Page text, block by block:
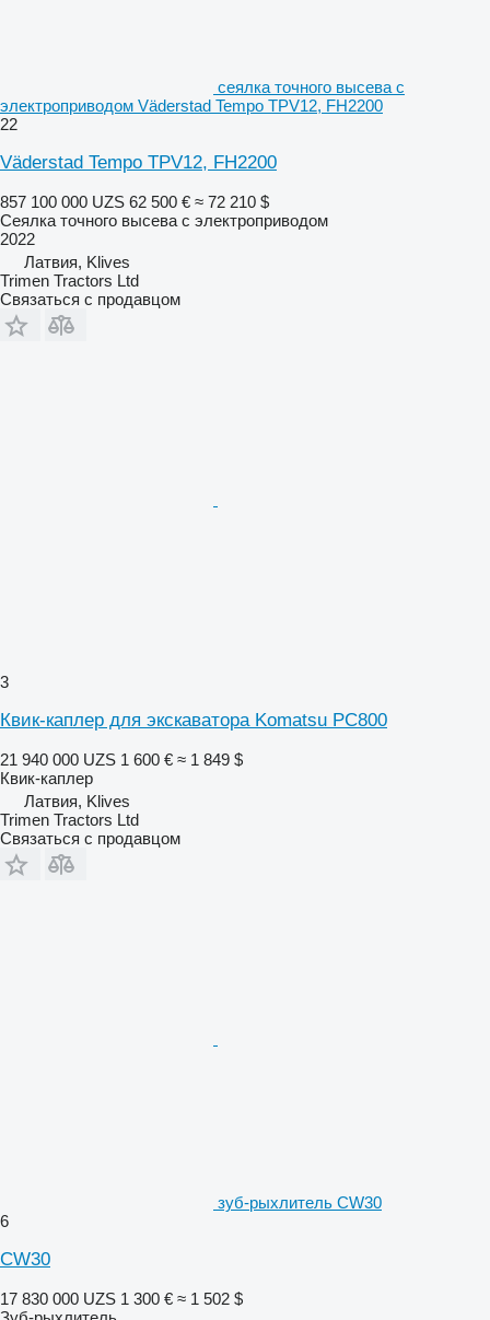
сеялка точного высева с
электроприводом Väderstad Tempo TPV12, FH2200
22
Väderstad Tempo TPV12, FH2200
857 100 000 UZS 62 500 € ≈ 72 210 $
Сеялка точного высева с электроприводом
2022
Латвия, Klives
Trimen Tractors Ltd
Связаться с продавцом
3
Квик-каплер для экскаватора Komatsu PC800
21 940 000 UZS 1 600 € ≈ 1 849 $
Квик-каплер
Латвия, Klives
Trimen Tractors Ltd
Связаться с продавцом
зуб-рыхлитель CW30
6
CW30
17 830 000 UZS 1 300 € ≈ 1 502 $